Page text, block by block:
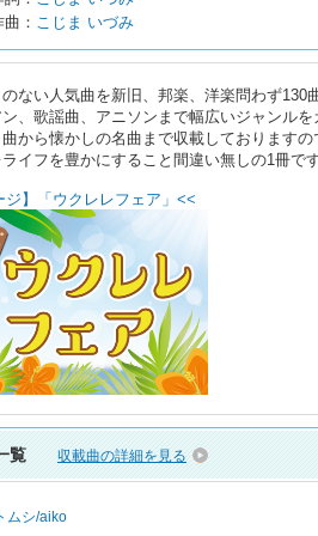
曲： こじま いづみ
ない人気曲を新旧、邦楽、洋楽問わず
、歌謡曲、アニソンまで幅広いジャンル
から懐かしの名曲まで収載しております
イフを豊かにすること間違い無しの1冊です
ジ】「ウクレレフェア」<<
覧 収載曲の詳細を見る
ムシ/aiko